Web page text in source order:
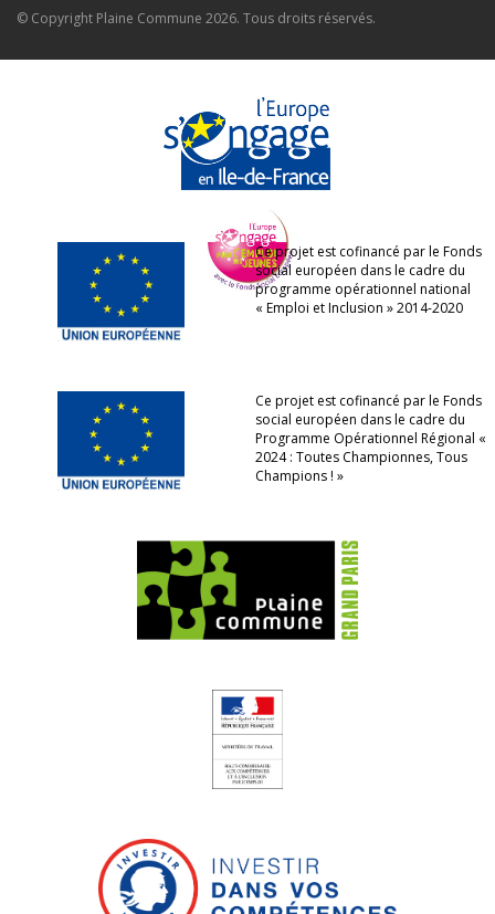
© Copyright Plaine Commune 2026. Tous droits réservés.
Ce projet est cofinancé par le Fonds
social européen dans le cadre du
programme opérationnel national
« Emploi et Inclusion » 2014-2020
Ce projet est cofinancé par le Fonds
social européen dans le cadre du
Programme Opérationnel Régional «
2024 : Toutes Championnes, Tous
Champions ! »